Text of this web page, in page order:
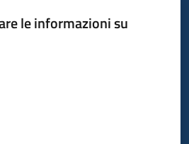
le informazioni su